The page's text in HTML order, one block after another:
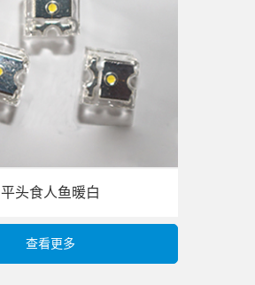
平头食人鱼暖白
查看更多